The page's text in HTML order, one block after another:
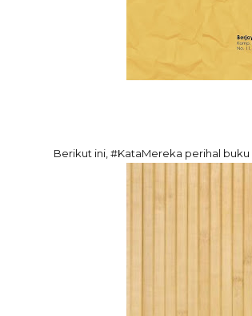
Berikut ini, #KataMereka perihal buku